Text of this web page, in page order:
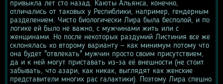
привыкла лет сто назад. Каюты Альянса, конечно,
отличались от таковых у Респиблики, например, гендерным
разделением. Чисто биологически Лира была бесполой, и по
логике ей было не важно, с мужчинами жить или с
женщинами. Но после некоторых раздумий Листиния все же
склонялась ко второму варианту — как минимум потому что
она будет "отвлекать" мужчин просто своим присутствием,
да и к ней могут приставать из-за её внешности (не стоит
забывать, что азари, как никак, выглядят как женские
представители многих рас галактики). Поэтому Лира спешно